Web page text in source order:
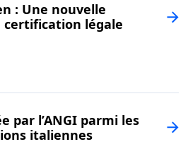
: Une nouvelle
légale
par l’ANGI parmi les
italiennes